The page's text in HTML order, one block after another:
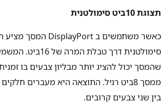
תצוגת 10ביט סימולטנית
סימולטנית דרך טבלת המרה
ממסך 8ביט רגיל. התוצאה היא מעברים
בין שני צבעים קרובים.